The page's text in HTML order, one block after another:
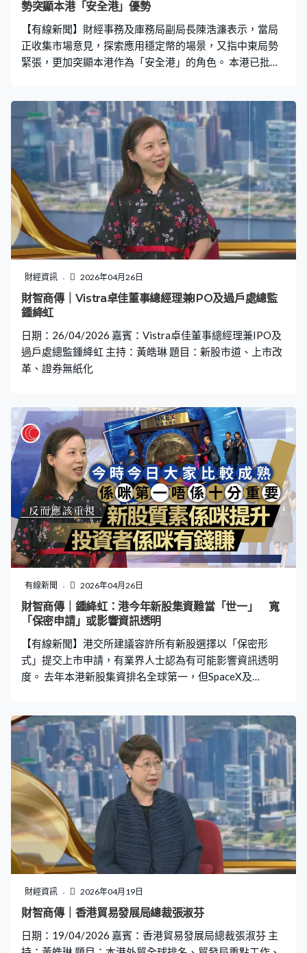
勢突顯本港「安全港」優勢
【有線新聞】財經事務及庫務局副局長陳浩濂表示，當局
正收集市場意見，探索應用穩定幣的場景，又指中東局勢
緊張，更加突顯本港作為「安全港」的角色。 本港已批出
時指，正聽取市場意見，探索政府應用穩定幣的可行場
景。財經事務及庫務局副局長陳浩濂表示：「一直以來我
們透過數碼港、金管局和投資推廣署同事，一直有和業界
做對接。穩定幣可以有很多不同應用場景，包括一些跨境
支付，或與本地其他數字資產交易做對接。」 中東局勢持
續緊張，陳浩濂指更加突顯香港作為「安全港」的角色。
數據亦反映，近日有中東資金流入本港。財經事務及庫務
局副局長陳浩濂表示：「有些可能本身是中東自己的資
金，有些是外面世界各地資金，本來放在中東，幫他們做
資產配置和管理，受現在局勢影響，可能不如放在香港，
用香港的金融服務，用香港的金融平台，覺得安全性和可
靠性更高。」 他指不少超高資產淨值人士以及家族辦公
室，都想利用本港的金融專業服務，協助管理資產。財經
2026年至2028年間，投資推廣署的家族辦公室團隊
財經資訊 2026年04月26日
財智商傳｜Vistra卓佳董事總經理兼IPO及過戶處總監
鍾絳虹
日期：26/04/2026 嘉賓：Vistra卓佳董事總經理兼IPO及
過戶處總監鍾絳虹 主持：黃皓琳 題目：新股市道、上市改
革、證券無紙化
有線新聞 2026年04月26日
財智商傳｜鍾絳虹：港今年新股集資難當「世一」 寬
「保密申請」或影響資訊透明
【有線新聞】港交所建議容許所有新股選擇以「保密形
式」提交上市申請，有業界人士認為有可能影響資訊透明
度。 去年本港新股集資排名全球第一，但SpaceX及
受本台《財智．商傳》訪問時指本港未必能延續去年成
績。「我覺得今時今日大家比較成熟，集資額是否排名世
界第一，不是十分重要。反而應該重視是否吸引更多適合
公司，我們的新股質素是否可以提升，市場是否穩定，投
資者是否有錢賺，新股勢頭能否持續，我覺得比較重
要。」 為了吸引更多新股來港集資，港交所提出容許所有
新股以「保密形式」申請上市，鍾絳虹認為相關建議或會
影響資訊透明度，並關注保密申請能否與「退回機制」協
調。鍾絳虹：「現在（不）合規或不達標的上市申請有退
回機制，如果保密提交會否也有退回機制？如果全部也可
以保密提交，可能也要考慮是否需要退回時也一視同仁地
公布。」 證券無紙化今年11月16日落地，屆時投資者可以
有助保障投資者利益。「現時大部分散戶買賣股票透過銀
財經資訊 2026年04月19日
財智商傳｜香港貿易發展局總裁張淑芬
日期：19/04/2026 嘉賓：香港貿易發展局總裁張淑芬 主